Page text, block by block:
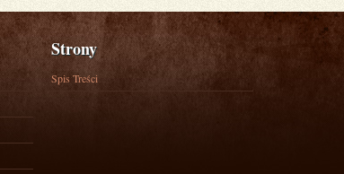
Strony
Spis Treści